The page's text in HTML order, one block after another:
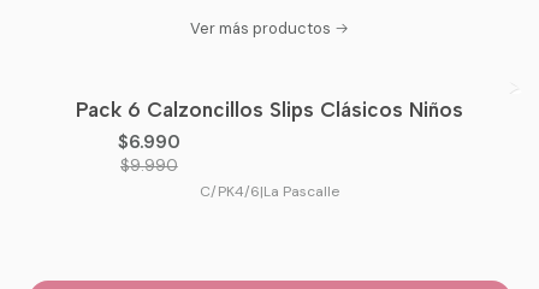
Ver más productos
-30% OFF
Pack 6 Calzoncillos Slips Clásicos Niños
$6.990
$9.990
C/PK4/6|La Pascalle